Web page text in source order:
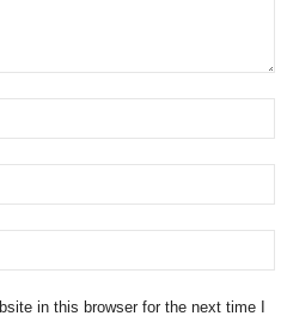
in this browser for the next time I